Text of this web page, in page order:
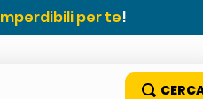
per te!